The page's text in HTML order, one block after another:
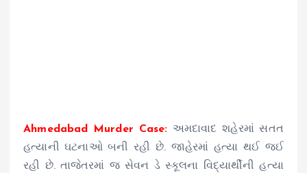
Ahmedabad Murder Case: અમદાવાદ શહેરમાં સતત
હત્યાની ઘટનાઓ બની રહી છે. જાહેરમાં હત્યા થઈ જઈ
રહી છે. તાજેતરમાં જ સેવન ડે સ્કૂલના વિદ્યાર્થીની હત્યા